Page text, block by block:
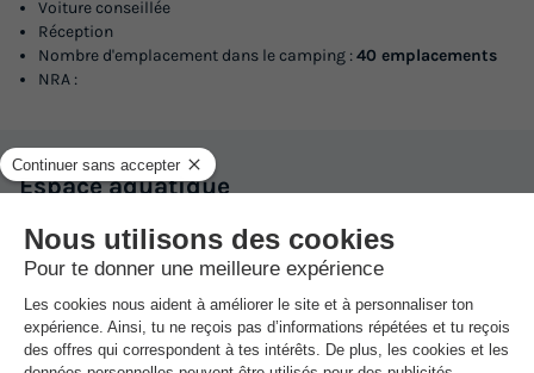
Voiture conseillée
Réception
Nombre d'emplacement dans le camping :40 emplacements
NRA :
Espaceaquatique
(les montants indiqués sont susceptibles d'évoluer au cours de la saison et sont
à titre indicatif, ils seront à régler sur place)
La piscine est constituée d'un bassin de 7,5 x 3,5 x 1,2 cm.
Dansl'établissement